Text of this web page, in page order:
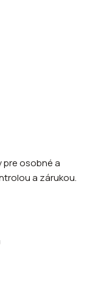
pre osobné a
a zárukou.